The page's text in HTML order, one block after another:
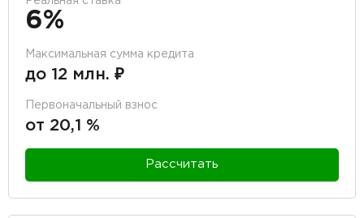
6%
Максимальная сумма кредита
до 12 млн. ₽
Первоначальный взнос
от 20,1 %
Рассчитать